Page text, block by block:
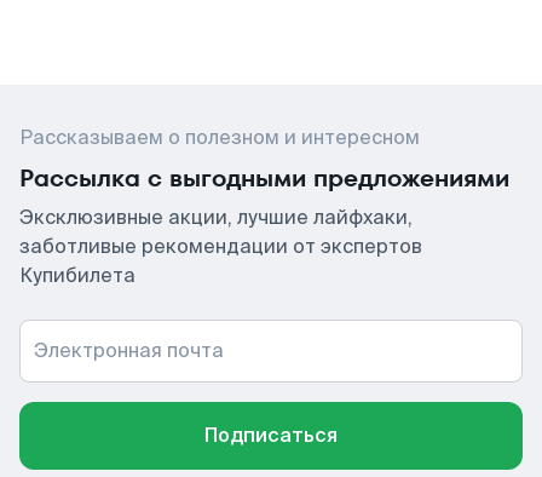
Рассказываем о полезном и интересном
Рассылка с выгодными предложениями
Эксклюзивные акции, лучшие лайфхаки,
заботливые рекомендации от экспертов
Купибилета
Электронная почта
Подписаться